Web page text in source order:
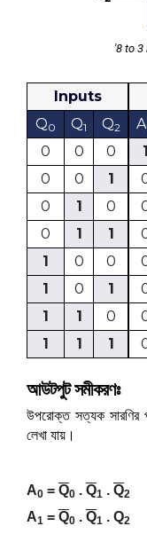
'8 to 3
Inputs
Q0 Q1 Q2 A
0 0 0 1
0
0 1
0
1 0
0
1 1
1
0 0
1
0 1
1
1 0
1
1 1
আউটপুট সমীকরণঃ
উপরোক্ত সত্যক
লেখা যায়।
A0 = Q0 . Q1 . Q2
A1 = Q0 . Q1 . Q2